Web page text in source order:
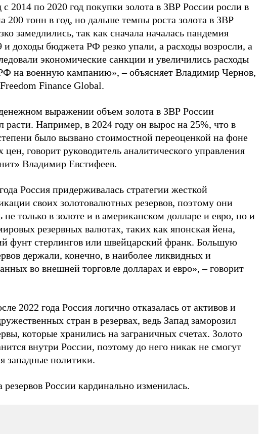
с 2014 по 2020 год покупки золота в ЗВР России росли в
200 тонн в год, но дальше темпы роста золота в ЗВР
замедлились, так как сначала началась пандемия
доходы бюджета РФ резко упали, а расходы возросли, а
экономические санкции и увеличились расходы
на военную кампанию», – объясняет Владимир Чернов,
Finance Global.
выражении объем золота в ЗВР России
расти. Например, в 2024 году он вырос на 25%, что в
было вызвано стоимостной переоценкой на фоне
цен, говорит руководитель аналитического управления
Владимир Евстифеев.
Россия придерживалась стратегии жесткой
своих золотовалютных резервов, поэтому они
не только в золоте и в американском долларе и евро, но и
резервных валютах, таких как японская йена,
фунт стерлингов или швейцарский франк. Большую
держали, конечно, в наиболее ликвидных и
во внешней торговле долларах и евро», – говорит
2022 года Россия логично отказалась от активов и
стран в резервах, ведь Запад заморозил
которые хранились на заграничных счетах. Золото
внутри России, поэтому до него никак не смогут
западные политики.
резервов России кардинально изменилась.